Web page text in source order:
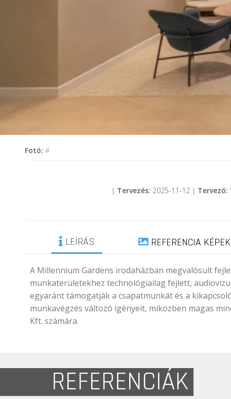
Fotó: #
| Tervezés: 2025-11-12 | Tervező:
LEÍRÁS REFERENCIA KÉPEK
A Millennium Gardens irodaházban megvalósult
munkaterületekhez technológiailag fejlett,
egyaránt támogatják a csapatmunkát és a
munkavégzés változó igényeit, miközben magas
Kft. számára.
REFERENCIÁK